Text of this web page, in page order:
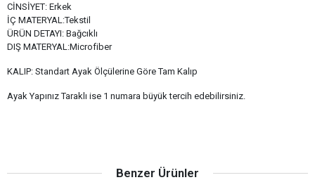
CİNSİYET: Erkek
İÇ MATERYAL:Tekstil
ÜRÜN DETAYI: Bağcıklı
DIŞ MATERYAL:Microfiber
KALIP: Standart Ayak Ölçülerine Göre Tam Kalıp
Ayak Yapınız Taraklı ise 1 numara büyük tercih edebilirsiniz.
Benzer Ürünler